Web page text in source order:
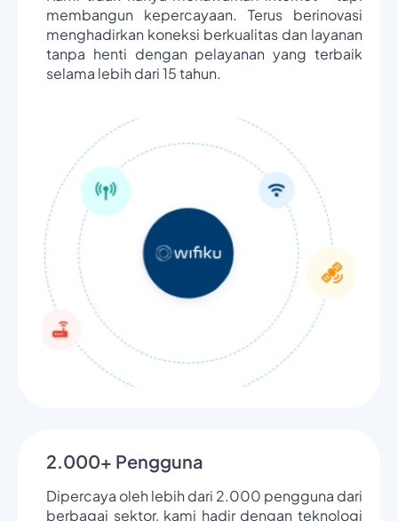
membangun kepercayaan. Terus berinovasi
menghadirkan koneksi berkualitas dan layanan
tanpa henti dengan pelayanan yang terbaik
selama lebih dari 15 tahun.
2.000+ Pengguna
Dipercaya oleh lebih dari 2.000 pengguna dari
berbagai sektor, kami hadir dengan teknologi